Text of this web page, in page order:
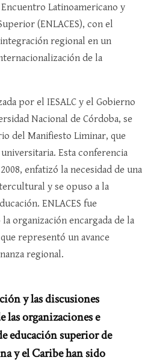
Latinoamericano y
(ENLACES), con el
regional en un
de la
por el IESALC y el Gobierno
Nacional de Córdoba, se
del Manifiesto Liminar, que
Esta conferencia
enfatizó la necesidad de una
y se opuso a la
ENLACES fue
organización encargada de la
representó un avance
regional.
y las discusiones
las organizaciones e
educación superior de
y el Caribe han sido